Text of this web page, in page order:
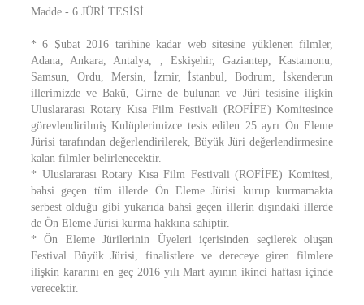
Madde - 6 JÜRİ TESİSİ
* 6 Şubat 2016 tarihine kadar web sitesine yüklenen filmler,
Adana, Ankara, Antalya, , Eskişehir, Gaziantep, Kastamonu,
Samsun, Ordu, Mersin, İzmir, İstanbul, Bodrum, İskenderun
illerimizde ve Bakü, Girne de bulunan ve Jüri tesisine ilişkin
Uluslararası Rotary Kısa Film Festivali (ROFİFE) Komitesince
görevlendirilmiş Kulüplerimizce tesis edilen 25 ayrı Ön Eleme
Jürisi tarafından değerlendirilerek, Büyük Jüri değerlendirmesine
kalan filmler belirlenecektir.
* Uluslararası Rotary Kısa Film Festivali (ROFİFE) Komitesi,
bahsi geçen tüm illerde Ön Eleme Jürisi kurup kurmamakta
serbest olduğu gibi yukarıda bahsi geçen illerin dışındaki illerde
de Ön Eleme Jürisi kurma hakkına sahiptir.
* Ön Eleme Jürilerinin Üyeleri içerisinden seçilerek oluşan
Festival Büyük Jürisi, finalistlere ve dereceye giren filmlere
ilişkin kararını en geç 2016 yılı Mart ayının ikinci haftası içinde
verecektir.